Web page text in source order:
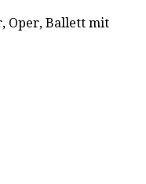
Oper, Ballett mit